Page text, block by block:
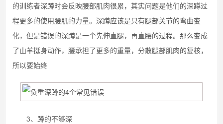
的训练者深蹲时会反映腰部肌肉很累，其实问题是他们的深蹲过
程更多的使用腰肌的力量。深蹲应该是只有腿部关节的弯曲变
化，但是错误的深蹲是一个先伸直腿，再直腰的过程。那么变成
了山羊挺身动作，腰承担了更多的重量，分散腿部肌肉的复核，
所以要始终
3、蹲的不够深